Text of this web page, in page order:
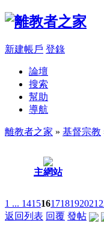
新建帳戶 登錄
論壇
搜索
幫助
導航
離教者之家 » 基督宗教
主網站
1 ... 1415161718192021
返回列表 回覆 發帖